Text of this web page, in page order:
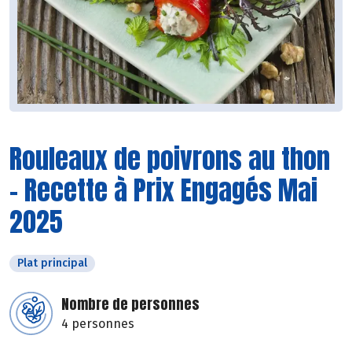
Rouleaux de poivrons au thon
- Recette à Prix Engagés Mai
2025
Plat principal
Nombre de personnes
4 personnes